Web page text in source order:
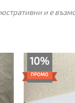
и е
10%
ПРОМО
was: